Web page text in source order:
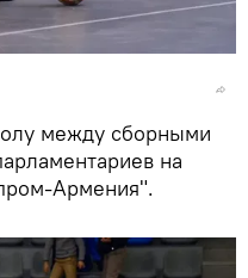
между сборными
на
Армения".